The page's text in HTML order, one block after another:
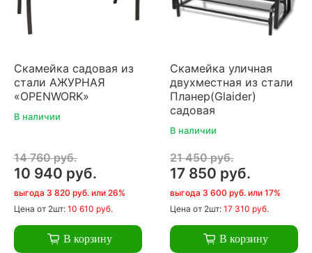
Скамейка садовая из
стали АЖУРНАЯ
«OPENWORK»
В наличии
14 760 руб.
10 940 руб.
выгода 3 820 руб. или 26%
Цена от 2шт: 10 610 руб.
В корзину
Скамейка уличная
двухместная из стали
Планер(Glaider)
садовая
В наличии
21 450 руб.
17 850 руб.
выгода 3 600 руб. или 17%
Цена от 2шт: 17 310 руб.
В корзину